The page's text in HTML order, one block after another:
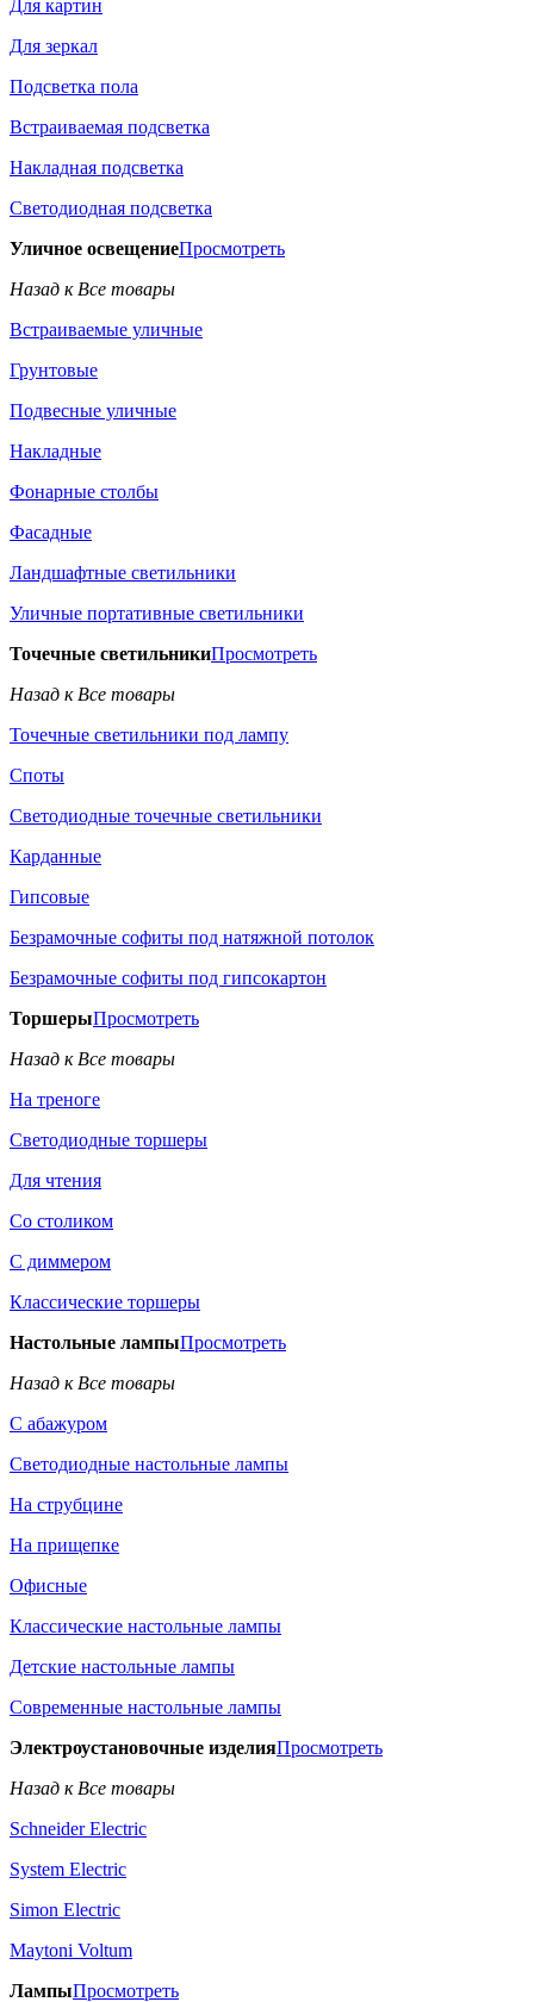
Для картин
Для зеркал
Подсветка пола
Встраиваемая подсветка
Накладная подсветка
Светодиодная подсветка
Уличное освещениеПросмотреть
Назад к Все товары
Встраиваемые уличные
Грунтовые
Подвесные уличные
Накладные
Фонарные столбы
Фасадные
Ландшафтные светильники
Уличные портативные светильники
Точечные светильникиПросмотреть
Назад к Все товары
Точечные светильники под лампу
Споты
Светодиодные точечные светильники
Карданные
Гипсовые
Безрамочные софиты под натяжной потолок
Безрамочные софиты под гипсокартон
ТоршерыПросмотреть
Назад к Все товары
На треноге
Светодиодные торшеры
Для чтения
Со столиком
С диммером
Классические торшеры
Настольные лампыПросмотреть
Назад к Все товары
С абажуром
Светодиодные настольные лампы
На струбцине
На прищепке
Офисные
Классические настольные лампы
Детские настольные лампы
Современные настольные лампы
Электроустановочные изделияПросмотреть
Назад к Все товары
Schneider Electric
System Electric
Simon Electric
Maytoni Voltum
ЛампыПросмотреть